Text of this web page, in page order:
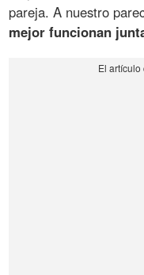
pareja. A nuestro
mejor funcionan